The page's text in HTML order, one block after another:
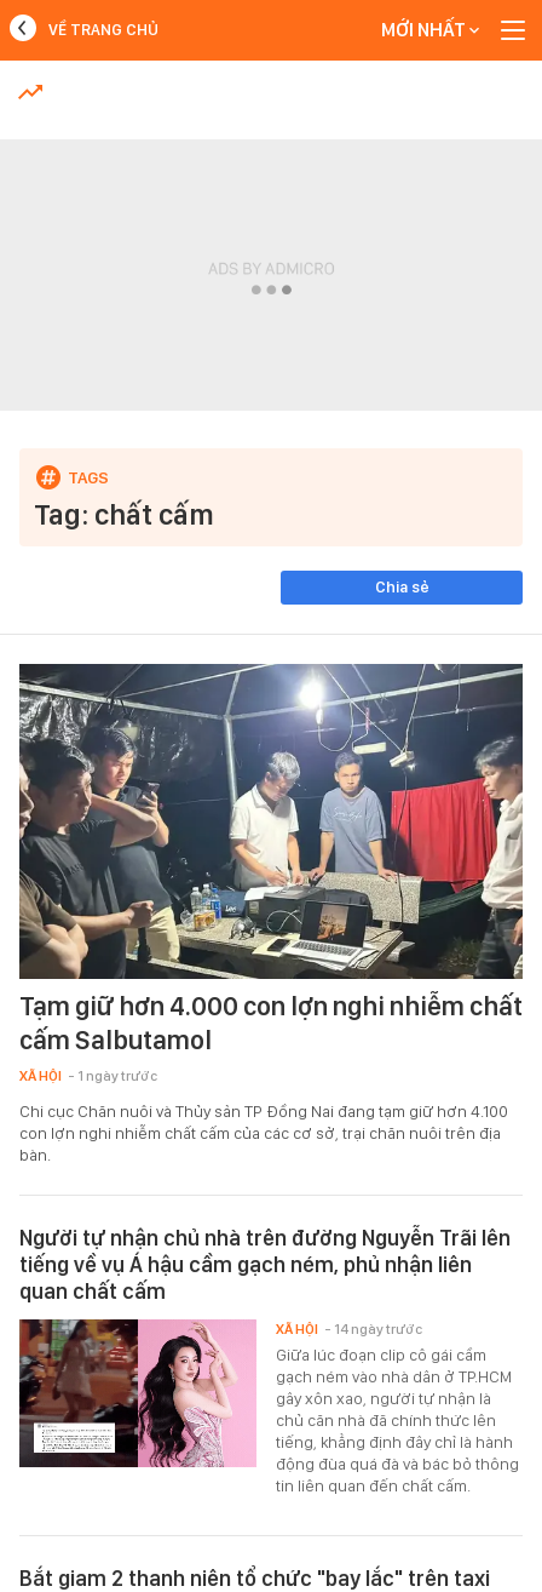
MỚI NHẤT
VỀ TRANG CHỦ MỚI NHẤT
Tag: chất cấm
Chia sẻ
Tạm giữ hơn 4.000 con lợn nghi nhiễm chất
cấm Salbutamol
XÃ HỘI - 1 ngày trước
Chi cục Chăn nuôi và Thủy sản TP Đồng Nai đang tạm giữ hơn 4.100
con lợn nghi nhiễm chất cấm của các cơ sở, trại chăn nuôi trên địa
bàn.
Người tự nhận chủ nhà trên đường Nguyễn Trãi lên
tiếng về vụ Á hậu cầm gạch ném, phủ nhận liên
quan chất cấm
Giữa lúc đoạn clip cô gái cầm
gạch ném vào nhà dân ở TP.HCM
gây xôn xao, người tự nhận là
chủ căn nhà đã chính thức lên
tiếng, khẳng định đây chỉ là hành
động đùa quá đà và bác bỏ thông
tin liên quan đến chất cấm.
XÃ HỘI - 14 ngày trước
Bắt giam 2 thanh niên tổ chức "bay lắc" trên taxi